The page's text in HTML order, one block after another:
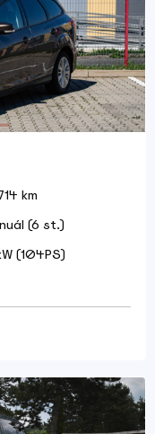
km
(6 st.)
(104PS)